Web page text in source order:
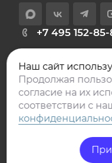
+7 495 152-
129626,
проспект
© 2017-2026 Эксперт
Наш сайт
Продолжая
согласие на их
соответствии с